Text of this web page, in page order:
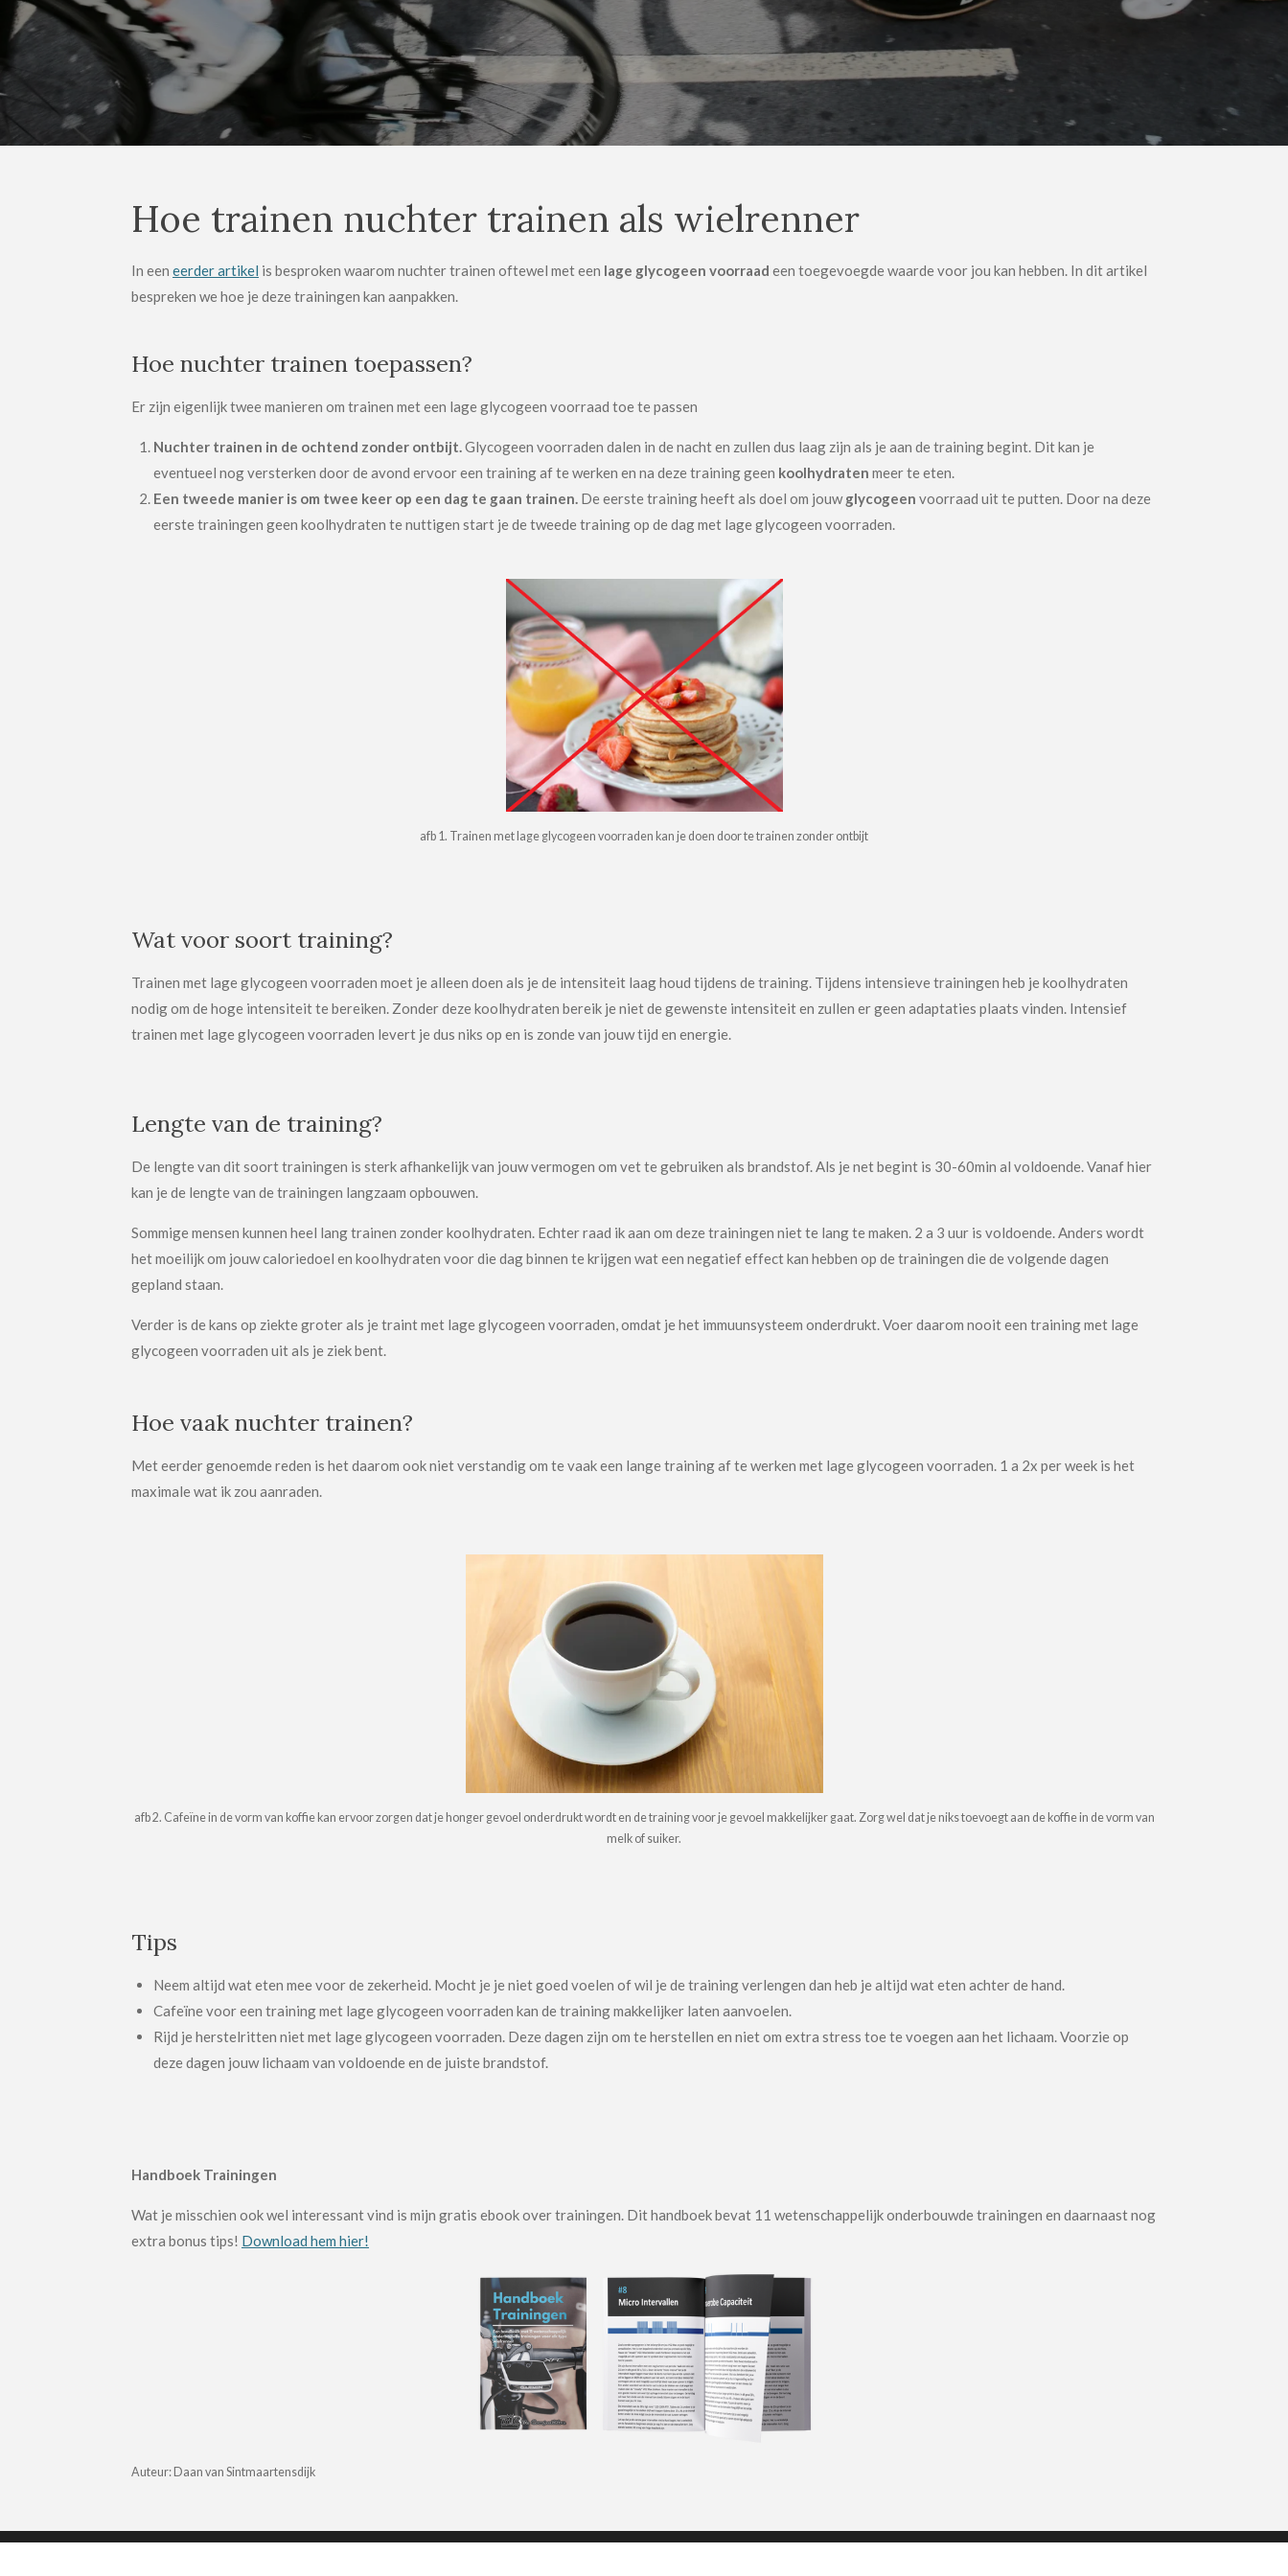
Hoe trainen nuchter trainen als wielrenner
In een eerder artikel is besproken waarom nuchter trainen oftewel met een lage glycogeen voorraad een toegevoegde waarde voor jou kan hebben. In dit artikel
bespreken we hoe je deze trainingen kan aanpakken.
Hoe nuchter trainen toepassen?
Er zijn eigenlijk twee manieren om trainen met een lage glycogeen voorraad toe te passen
Nuchter trainen in de ochtend zonder ontbijt.Glycogeen voorraden dalen in de nacht en zullen dus laag zijn als je aan de training begint. Dit kan je
eventueel nog versterken door de avond ervoor een training af te werken en na deze training geen koolhydraten meer te eten.
Een tweede manier is om twee keer op een dag te gaan trainen.De eerste training heeft als doel om jouwglycogeen voorraad uit te putten. Door na deze
eerste trainingen geen koolhydraten te nuttigen start je de tweede training op de dag met lage glycogeen voorraden.
afb 1. Trainen met lage glycogeen voorraden kan je doen door te trainen zonder ontbijt
Wat voor soort training?
Trainen met lage glycogeen voorraden moet je alleen doen als je de intensiteit laag houd tijdens de training. Tijdens intensieve trainingen heb je koolhydraten
nodig om de hoge intensiteit te bereiken. Zonder deze koolhydraten bereik je niet de gewenste intensiteit en zullen er geen adaptaties plaats vinden. Intensief
trainen met lage glycogeen voorraden levert je dus niks op en is zonde van jouw tijd en energie.
Lengte van de training?
De lengte van dit soort trainingen is sterk afhankelijk van jouw vermogen om vet te gebruiken als brandstof. Als je net begint is 30-60min al voldoende. Vanaf hier
kan je de lengte van de trainingen langzaam opbouwen.
Sommige mensen kunnen heel lang trainen zonder koolhydraten. Echter raad ik aan om deze trainingen niet te lang te maken. 2 a 3 uur is voldoende. Anders wordt
het moeilijk om jouw caloriedoel en koolhydraten voor die dag binnen te krijgen wat een negatief effect kan hebben op de trainingen die de volgende dagen
gepland staan.
Verder is de kans op ziekte groter als je traint met lage glycogeen voorraden, omdat je het immuunsysteem onderdrukt. Voer daarom nooit een training met lage
glycogeen voorraden uit als je ziek bent.
Hoe vaak nuchter trainen?
Met eerder genoemde reden is het daarom ook niet verstandig om te vaak een lange training af te werken met lage glycogeen voorraden. 1 a 2x per week is het
maximale wat ik zou aanraden.
afb 2. Cafeïne in de vorm van koffie kan ervoor zorgen dat je honger gevoel onderdrukt wordt en de training voor je gevoel makkelijker gaat. Zorg wel dat je niks toevoegt aan de koffie in de vorm van
melk of suiker.
Tips
Neem altijd wat eten mee voor de zekerheid. Mocht je je niet goed voelen of wil je de training verlengen dan heb je altijd wat eten achter de hand.
Cafeïne voor een training met lage glycogeen voorraden kan de training makkelijker laten aanvoelen.
Rijd je herstelritten niet met lage glycogeen voorraden. Deze dagen zijn om te herstellen en niet om extra stress toe te voegen aan het lichaam. Voorzie op
deze dagen jouw lichaam van voldoende en de juiste brandstof.
Handboek Trainingen
Wat je misschien ook wel interessant vind is mijn gratis ebook over trainingen. Dit handboek bevat 11 wetenschappelijk onderbouwde trainingen en daarnaast nog
extra bonus tips! Download hem hier!
Auteur: Daan van Sintmaartensdijk